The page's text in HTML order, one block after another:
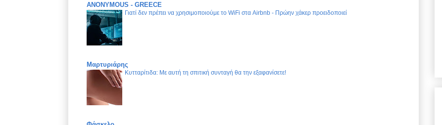
ANONYMOUS - GREECE
Γιατί δεν πρέπει να χρησιμοποιούμε το WiFi στα Airbnb - Πρώην χάκερ προειδοποιεί
Μαρτυριάρης
Κυτταρίτιδα: Με αυτή τη σπιτική συνταγή θα την εξαφανίσετε!